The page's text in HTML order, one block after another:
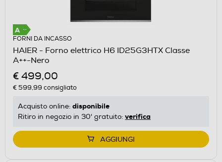
FORNI DA INCASSO
HAIER - Forno elettrico H6 ID25G3HTX Classe
A++-Nero
€ 499,00
€ 599,99 consigliato
Acquisto online: disponibile
Ritiro in negozio in 30' gratuito: verifica
AGGIUNGI